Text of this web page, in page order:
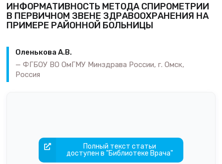
ИНФОРМАТИВНОСТЬ МЕТОДА СПИРОМЕТРИИ
В ПЕРВИЧНОМ ЗВЕНЕ ЗДРАВООХРАНЕНИЯ НА
ПРИМЕРЕ РАЙОННОЙ БОЛЬНИЦЫ
Оленькова А.В.
ФГБОУ ВО ОмГМУ Минздрава России, г. Омск,
Россия
Полный текст статьи
доступен в "Библиотеке Врача"